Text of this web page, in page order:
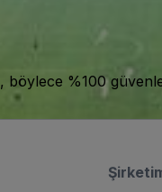
böylece %100